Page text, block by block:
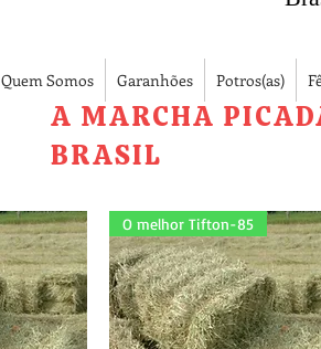
Quem Somos Garanhões Potros(as)
A MARCHA
BRASIL
O melhor Tifton-85